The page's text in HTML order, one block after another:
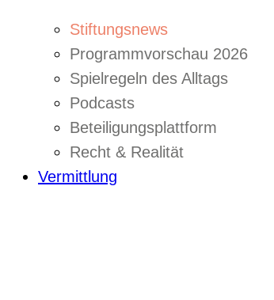
Stiftungsnews
Programmvorschau 2026
Spielregeln des Alltags
Podcasts
Beteiligungsplattform
Recht & Realität
Vermittlung